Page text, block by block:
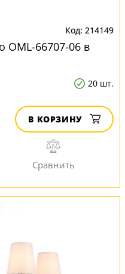
214149
OML-66707-06 в
20 шт.
В КОРЗИНУ